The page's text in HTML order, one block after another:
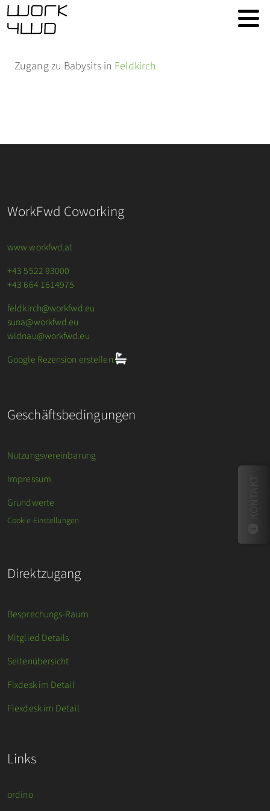
Zugang zu Babysits in Feldkirch
WorkFwd Coworking
www.workfwd.at
+43 5522 93000
+43 664 1614975
feldkirch@workfwd.eu
suna@workfwd.eu
widnau@workfwd.eu
Google Rezension erstellen
Geschäftsbedingungen
Nutzungsvereinbarung
Impressum
Grundwerte
Cookie-Einstellungen
Direktzugang
Besprechungs-Raum
Mitglied Details
Seitenübersicht
Fixdesk im Detail
Flexdesk im Detail
Links
ordino